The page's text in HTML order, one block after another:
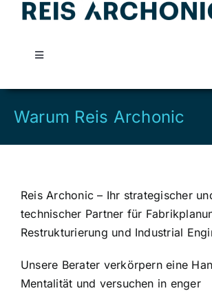
Toggle
Reis Archonic
Warum Reis Archonic
Reis Archonic – Ihr strategischer
technischer Partner für
Restrukturierung und Industrial
Unsere Berater verkörpern eine
Mentalität und versuchen in enger